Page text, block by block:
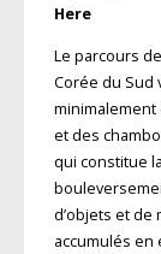
Here
Le parcours
Corée du Sud
minimalement
et des
qui constitue
d’objets et
accumulés en